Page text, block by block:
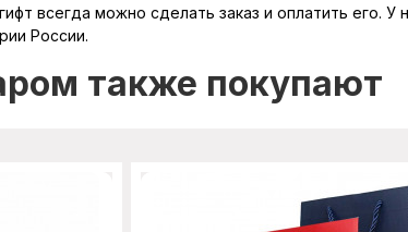
всегда можно сделать заказ и оплатить его.
России.
также покупают